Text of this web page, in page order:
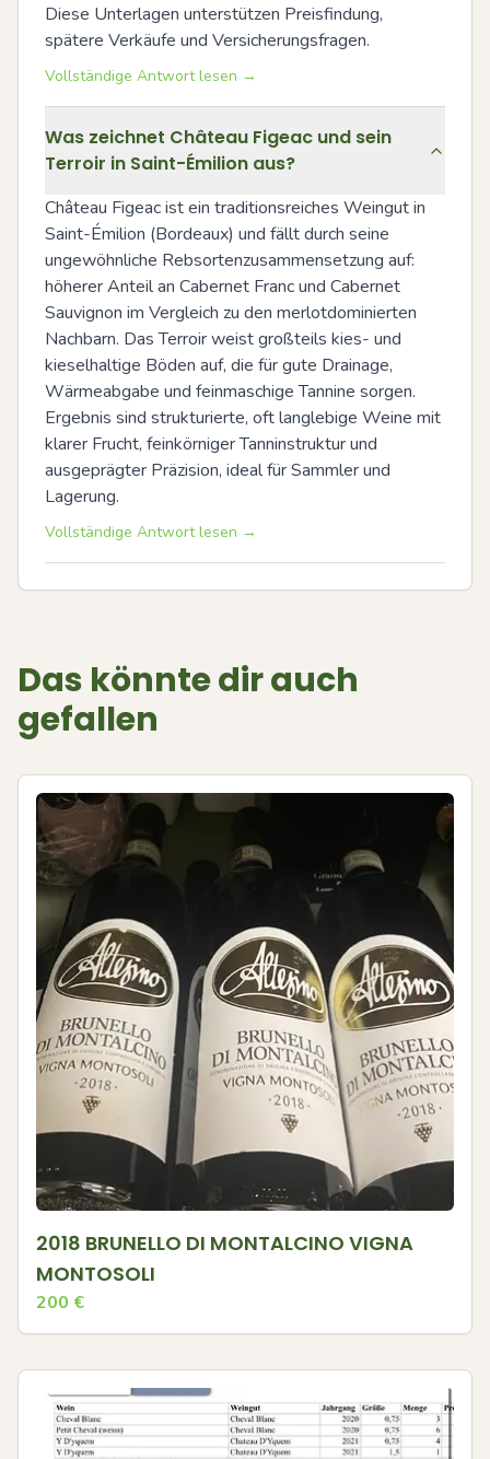
Diese Unterlagen unterstützen Preisfindung,
spätere Verkäufe und Versicherungsfragen.
Vollständige Antwort lesen →
Was zeichnet Château Figeac und sein
Terroir in Saint-Émilion aus?
Château Figeac ist ein traditionsreiches Weingut in
Saint-Émilion (Bordeaux) und fällt durch seine
ungewöhnliche Rebsortenzusammensetzung auf:
höherer Anteil an Cabernet Franc und Cabernet
Sauvignon im Vergleich zu den merlotdominierten
Nachbarn. Das Terroir weist großteils kies- und
kieselhaltige Böden auf, die für gute Drainage,
Wärmeabgabe und feinmaschige Tannine sorgen.
Ergebnis sind strukturierte, oft langlebige Weine mit
klarer Frucht, feinkörniger Tanninstruktur und
ausgeprägter Präzision, ideal für Sammler und
Lagerung.
Vollständige Antwort lesen →
Das könnte dir auch
gefallen
2018 BRUNELLO DI MONTALCINO VIGNA
MONTOSOLI
200 €